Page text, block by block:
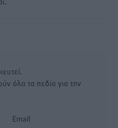
όλα τα πεδία για την
Email